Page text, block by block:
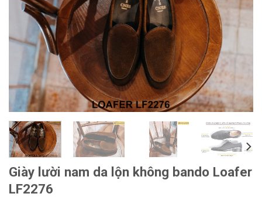
Giày lười nam da lộn không bando Loafer
LF2276